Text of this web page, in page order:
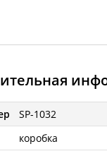
SP-1032
коробка